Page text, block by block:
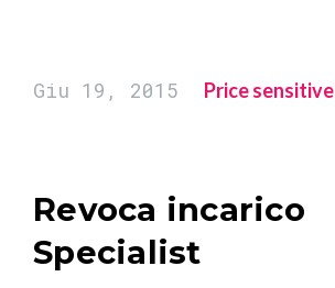
Giu 19, 2015 Price sensitive
Revoca incarico
Specialist